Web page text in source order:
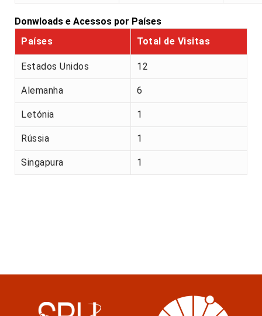
Donwloads e Acessos por Países
Países
Total de Visitas
Estados Unidos 12
Alemanha 6
Letónia 1
Rússia 1
Singapura 1